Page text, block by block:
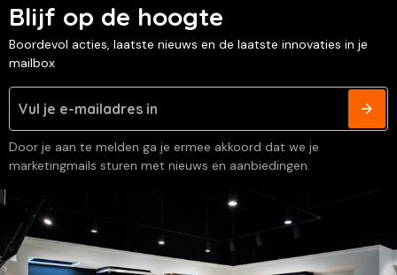
Blijf op de hoogte
Boordevol acties, laatste nieuws en de laatste innovaties in je
mailbox
Door je aan te melden ga je ermee akkoord dat we je
marketingmails sturen met nieuws en aanbiedingen.